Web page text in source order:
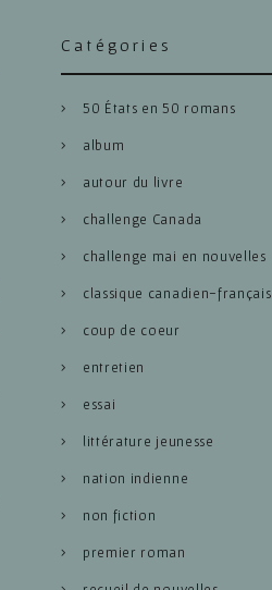
Catégories
50 États en 50 romans
album
autour du livre
challenge Canada
challenge mai en nouvelles
classique canadien-français
coup de coeur
entretien
essai
littérature jeunesse
nation indienne
non fiction
premier roman